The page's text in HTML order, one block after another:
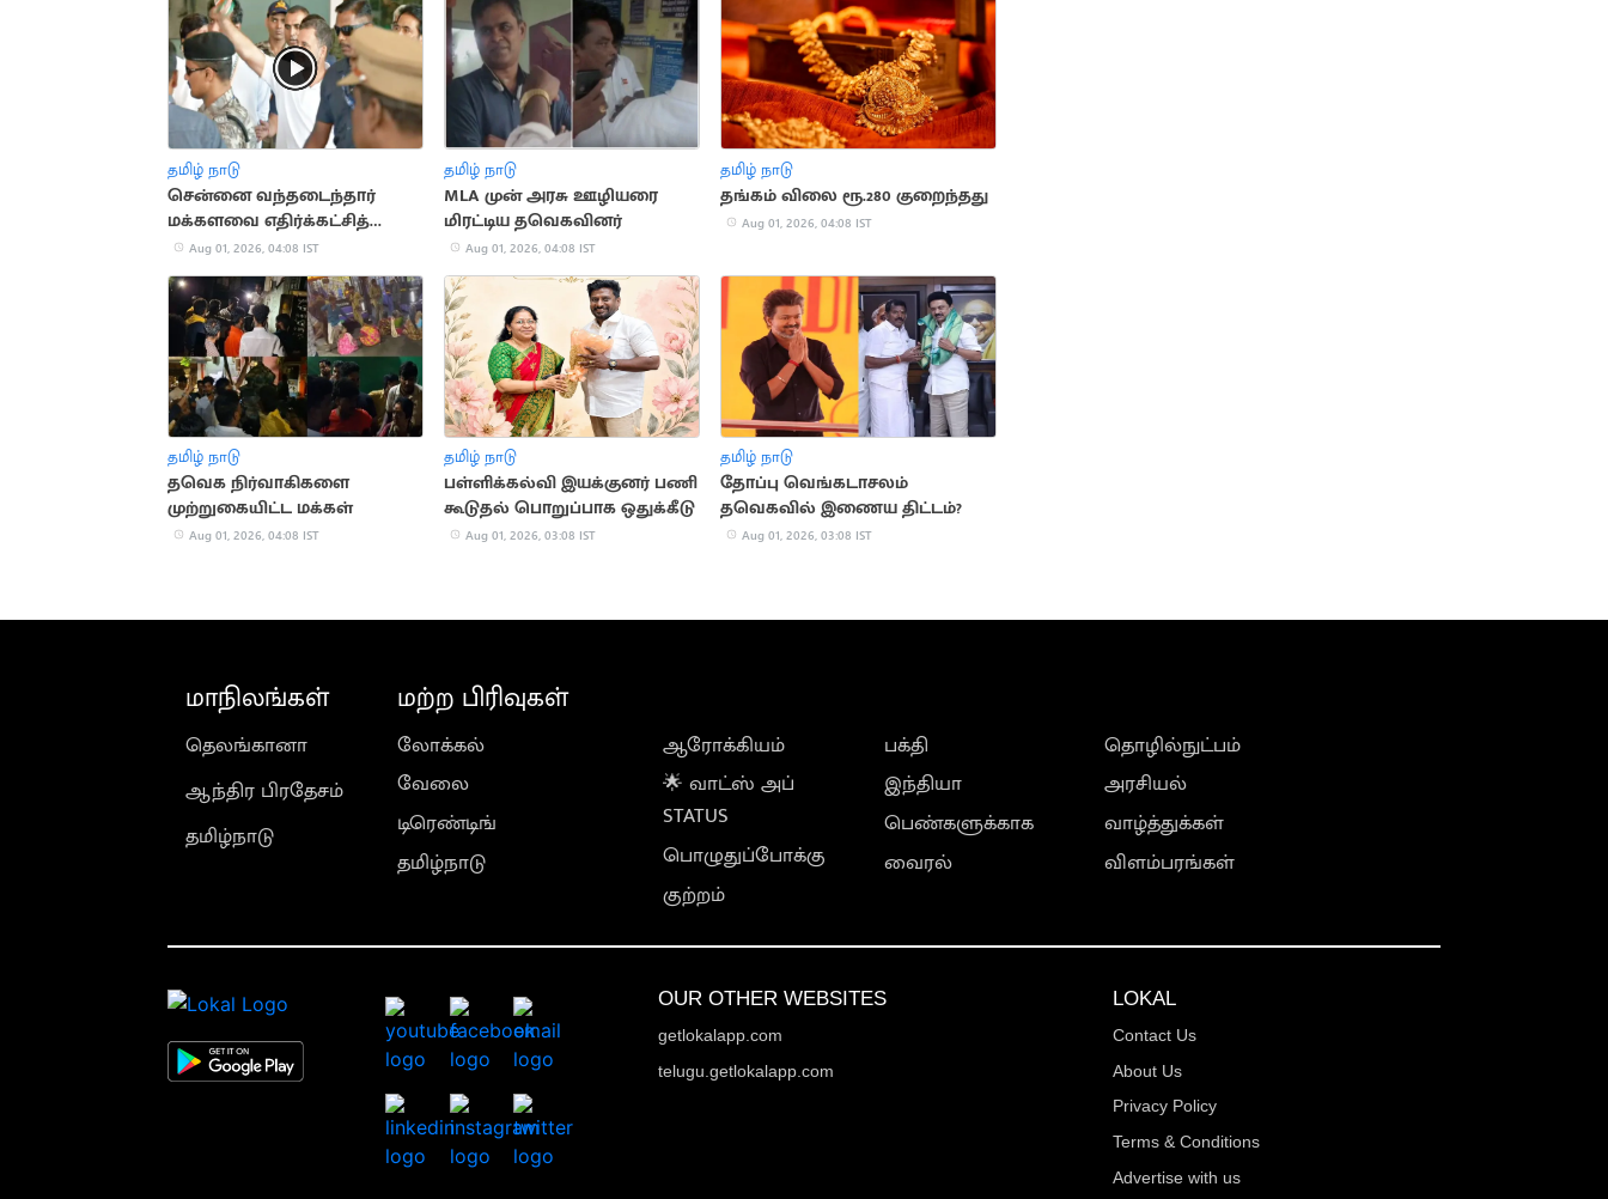
தமிழ் நாடு
சென்னை வந்தடைந்தார்
மக்களவை எதிர்க்கட்சித்
தலைவர் ராகுல் காந்தி
Aug 01, 2026, 04:08 IST
தமிழ் நாடு
MLA முன் அரசு ஊழியரை
மிரட்டிய தவெகவினர்
Aug 01, 2026, 04:08 IST
தமிழ் நாடு
தங்கம் விலை ரூ.280 குறைந்தது
Aug 01, 2026, 04:08 IST
தமிழ் நாடு
தவெக நிர்வாகிகளை
முற்றுகையிட்ட மக்கள்
Aug 01, 2026, 04:08 IST
தமிழ் நாடு
பள்ளிக்கல்வி இயக்குனர் பணி
கூடுதல் பொறுப்பாக ஒதுக்கீடு
Aug 01, 2026, 03:08 IST
தமிழ் நாடு
தோப்பு வெங்கடாசலம்
தவெகவில் இணைய திட்டம்?
Aug 01, 2026, 03:08 IST
மாநிலங்கள்
தெலங்கானா
ஆந்திர பிரதேசம்
தமிழ்நாடு
மற்ற பிரிவுகள்
லோக்கல்
வேலை
டிரெண்டிங்
தமிழ்நாடு
ஆரோக்கியம்
🌟 வாட்ஸ் அப்
STATUS
பொழுதுப்போக்கு
குற்றம்
பக்தி
இந்தியா
பெண்களுக்காக
வைரல்
தொழில்நுட்பம்
அரசியல்
வாழ்த்துக்கள்
விளம்பரங்கள்
OUR OTHER WEBSITES
getlokalapp.com
telugu.getlokalapp.com
LOKAL
Contact Us
About Us
Privacy Policy
Terms & Conditions
Advertise with us